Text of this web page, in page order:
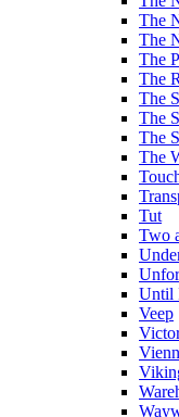
The
The
The
The
The
The
The
The
Tut
Two
Until
Veep